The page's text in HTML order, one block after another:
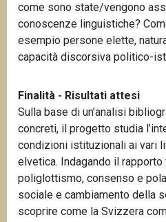
come sono state/vengono
conoscenze linguistiche?
esempio persone elette,
capacità discorsiva politico-
Finalità - Risultati attesi
Sulla base di un’analisi
concreti, il progetto studia
condizioni istituzionali ai vari
elvetica. Indagando il
poliglottismo, consenso e
sociale e cambiamento della
scoprire come la Svizzera